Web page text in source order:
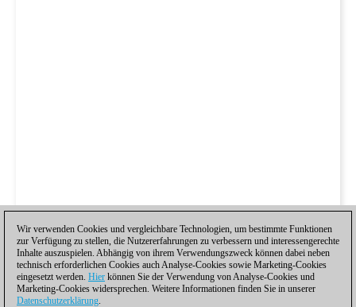
Wir verwenden Cookies und vergleichbare Technologien, um bestimmte Funktionen
zur Verfügung zu stellen, die Nutzererfahrungen zu verbessern und interessengerechte
Inhalte auszuspielen. Abhängig von ihrem Verwendungszweck können dabei neben
technisch erforderlichen Cookies auch Analyse-Cookies sowie Marketing-Cookies
eingesetzt werden. Hier können Sie der Verwendung von Analyse-Cookies und
Marketing-Cookies widersprechen. Weitere Informationen finden Sie in unserer
Datenschutzerklärung.